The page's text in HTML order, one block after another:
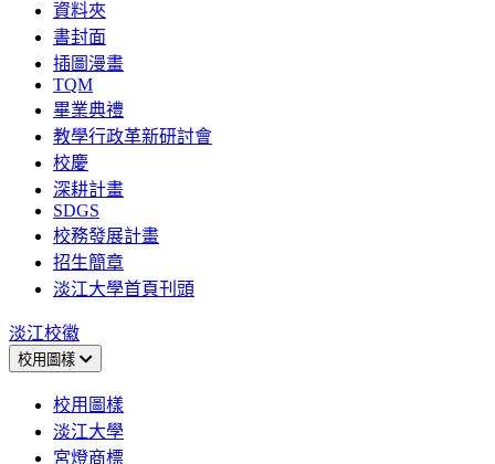
資料夾
書封面
插圖漫畫
TQM
畢業典禮
教學行政革新研討會
校慶
深耕計畫
SDGS
校務發展計畫
招生簡章
淡江大學首頁刊頭
淡江校徽
校用圖樣
校用圖樣
淡江大學
宮燈商標